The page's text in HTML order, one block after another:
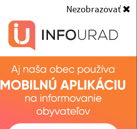
Nezobrazovať